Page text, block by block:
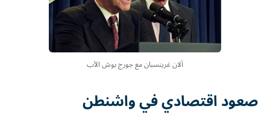
آلان غرينسبان مع جورج بوش الأب
صعود اقتصادي في واشنطن